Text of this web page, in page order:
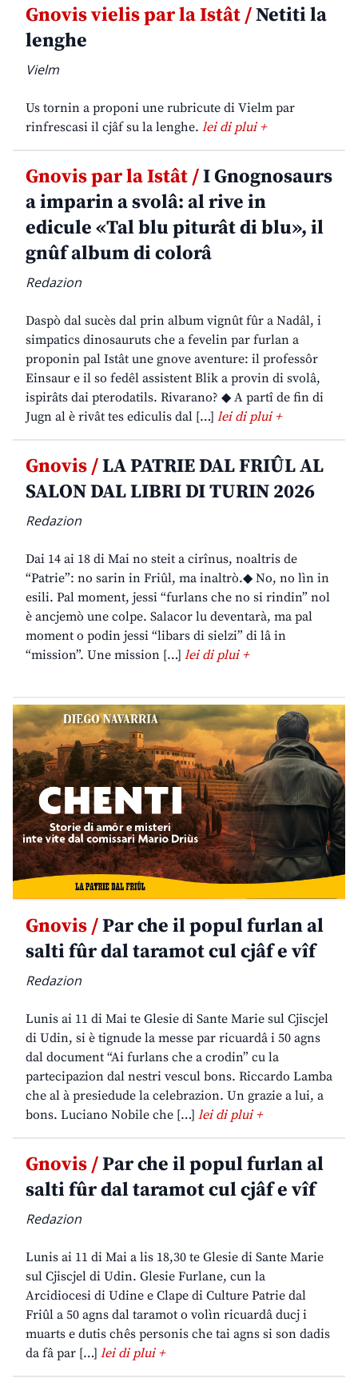
Gnovis vielis par la Istât /Netiti la
lenghe
Vielm
Us tornin a proponi une rubricute di Vielm par
rinfrescasi il cjâf su la lenghe. lei di plui +
Gnovis par la Istât /I Gnognosaurs
a imparin a svolâ: al rive in
edicule «Tal blu piturât di blu», il
gnûf album di colorâ
Redazion
Daspò dal sucès dal prin album vignût fûr a Nadâl, i
simpatics dinosauruts che a fevelin par furlan a
proponin pal Istât une gnove aventure: il professôr
Einsaur e il so fedêl assistent Blik a provin di svolâ,
ispirâts dai pterodatils. Rivarano? ◆ A partî de fin di
Jugn al è rivât tes ediculis dal […] lei di plui +
Gnovis /LA PATRIE DAL FRIÛL AL
SALON DAL LIBRI DI TURIN 2026
Redazion
Dai 14 ai 18 di Mai no steit a cirînus, noaltris de
“Patrie”: no sarin in Friûl, ma inaltrò.◆ No, no lìn in
esili. Pal moment, jessi “furlans che no si rindin” nol
è ancjemò une colpe. Salacor lu deventarà, ma pal
moment o podin jessi “libars di sielzi” di lâ in
“mission”. Une mission […] lei di plui +
Gnovis /Par che il popul furlan al
salti fûr dal taramot cul cjâf e vîf
Redazion
Lunis ai 11 di Mai te Glesie di Sante Marie sul Cjiscjel
di Udin, si è tignude la messe par ricuardâ i 50 agns
dal document “Ai furlans che a crodin” cu la
partecipazion dal nestri vescul bons. Riccardo Lamba
che al à presiedude la celebrazion. Un grazie a lui, a
bons. Luciano Nobile che […] lei di plui +
Gnovis /Par che il popul furlan al
salti fûr dal taramot cul cjâf e vîf
Redazion
Lunis ai 11 di Mai a lis 18,30 te Glesie di Sante Marie
sul Cjiscjel di Udin. Glesie Furlane, cun la
Arcidiocesi di Udine e Clape di Culture Patrie dal
Friûl a 50 agns dal taramot o volìn ricuardâ ducj i
muarts e dutis chês personis che tai agns si son dadis
da fâ par […] lei di plui +